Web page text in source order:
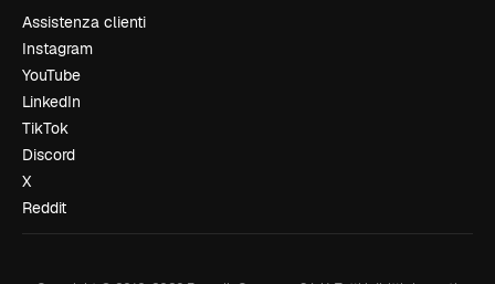
Assistenza clienti
Instagram
YouTube
LinkedIn
TikTok
Discord
X
Reddit